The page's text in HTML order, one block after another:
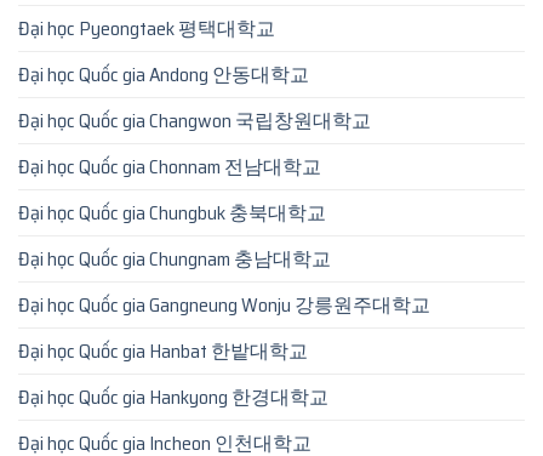
Đại học Pyeongtaek 평택대학교
Đại học Quốc gia Andong 안동대학교
Đại học Quốc gia Changwon 국립창원대학교
Đại học Quốc gia Chonnam 전남대학교
Đại học Quốc gia Chungbuk 충북대학교
Đại học Quốc gia Chungnam 충남대학교
Đại học Quốc gia Gangneung Wonju 강릉원주대학교
Đại học Quốc gia Hanbat 한밭대학교
Đại học Quốc gia Hankyong 한경대학교
Đại học Quốc gia Incheon 인천대학교